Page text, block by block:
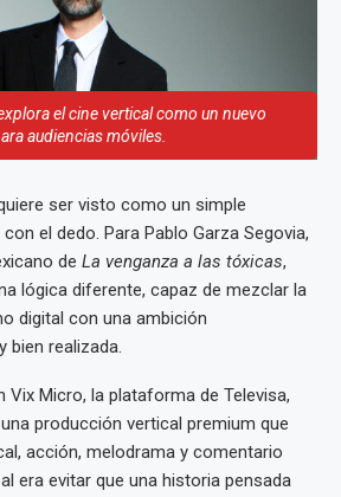
el cine vertical como un nuevo
audiencias móviles.
ser visto como un simple
el dedo. Para Pablo Garza Segovia,
de La venganza a las tóxicas,
lógica diferente, capaz de mezclar la
digital con una ambición
bien realizada.
Vix Micro, la plataforma de Televisa,
producción vertical premium que
acción, melodrama y comentario
era evitar que una historia pensada